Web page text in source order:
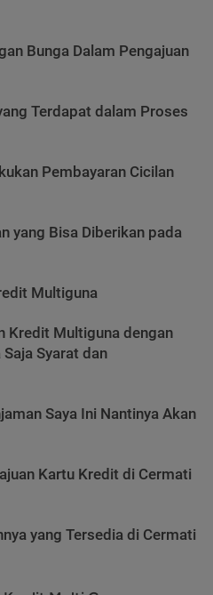
Bunga Dalam Pengajuan
Terdapat dalam Proses
Pembayaran Cicilan
yang Bisa Diberikan pada
Multiguna
Kredit Multiguna dengan
Syarat dan
Saya Ini Nantinya Akan
Kartu Kredit di Cermati
yang Tersedia di Cermati